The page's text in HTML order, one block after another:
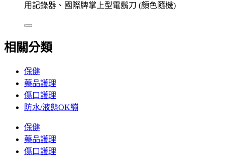
用記錄器、國際牌掌上型電鬍刀 (顏色隨機)
相關分類
保健
藥品護理
傷口護理
防水/液態OK繃
保健
藥品護理
傷口護理